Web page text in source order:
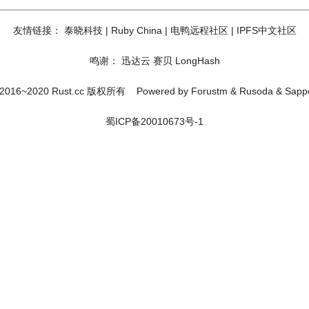
友情链接： 泰晓科技| Ruby China | 电鸭远程社区| IPFS中文社区
鸣谢： 迅达云 赛贝 LongHash
Rust.cc 版权所有 Powered by Forustm & Rusoda &
蜀ICP备20010673号-1